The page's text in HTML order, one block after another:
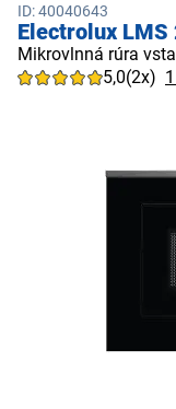
ID: 40040643
Electrolux LMS
Mikrovlnná rúra
5,0(2x)